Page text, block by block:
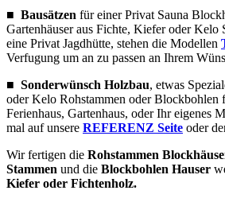
■ Bausätzen für einer Privat Sauna
Gartenhäuser aus Fichte, Kiefer oder Kelo
eine Privat Jagdhütte, stehen die Modellen
Verfugung um an zu passen an Ihrem
■ Sonderwünsch Holzbau, etwas
oder Kelo Rohstammen oder Blockbohlen
Ferienhaus, Gartenhaus, oder Ihr eigenes
mal auf unsere REFERENZ Seite oder
Wir fertigen die Rohstammen
Stammen und die Blockbohlen Hauser
Kiefer oder Fichtenholz.